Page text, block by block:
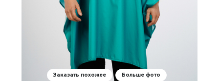
Заказать похожее Больше фото